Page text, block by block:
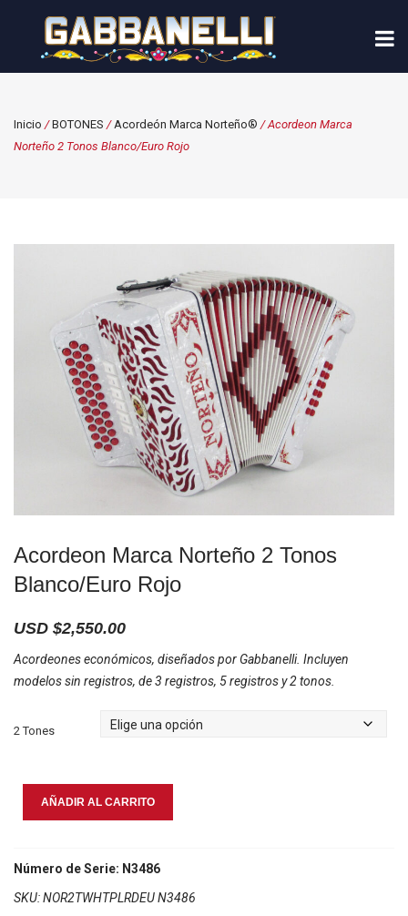
Inicio /BOTONES /Acordeón Marca Norteño® / Acordeon Marca
Norteño 2 Tonos Blanco/Euro Rojo
Acordeon Marca Norteño 2 Tonos
Blanco/Euro Rojo
USD $2,550.00
Acordeones económicos, diseñados por Gabbanelli. Incluyen
modelos sin registros, de 3 registros, 5 registros y 2 tonos.
2 Tones
Acordeon
2
Blanco/Euro
AÑADIR AL CARRITO
Número de Serie: N3486
SKU:NOR2TWHTPLRDEU N3486